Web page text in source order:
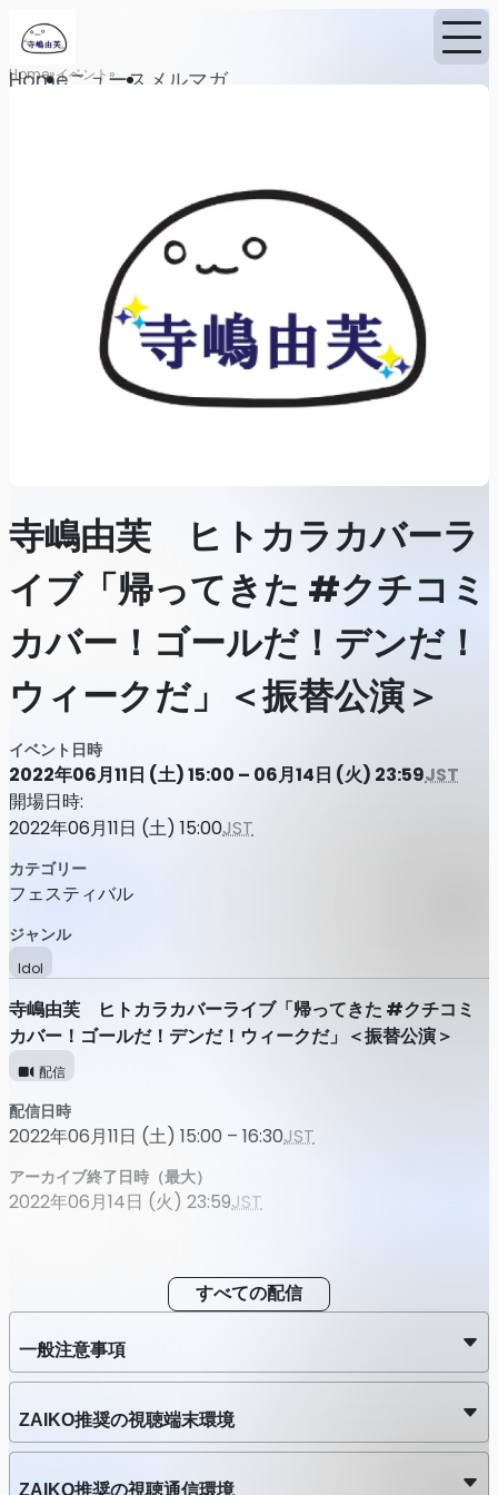
Homeニュース メルマガ
Home イベント
寺嶋由芙 ヒトカラカバーラ
イブ「帰ってきた #クチコミ
カバー！ゴールだ！デンだ！
ウィークだ」＜振替公演＞
イベント日時
2022年06月11日 (土) 15:00 – 06月14日 (火) 23:59JST
開場日時:
2022年06月11日 (土) 15:00JST
カテゴリー
フェスティバル
ジャンル
Idol
寺嶋由芙 ヒトカラカバーライブ「帰ってきた #クチコミ
カバー！ゴールだ！デンだ！ウィークだ」＜振替公演＞
配信
配信日時
2022年06月11日 (土) 15:00 – 16:30JST
アーカイブ終了日時（最大）
2022年06月14日 (火) 23:59JST
すべての配信
一般注意事項
ZAIKO推奨の視聴端末環境
ZAIKO推奨の視聴通信環境